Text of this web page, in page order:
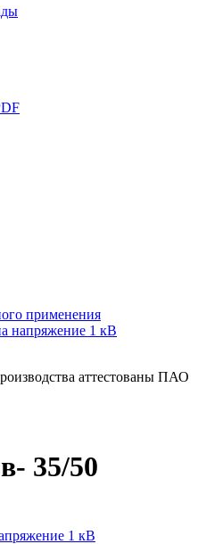
применения
напряжение 1 кВ
аттестованы ПАО
35/50